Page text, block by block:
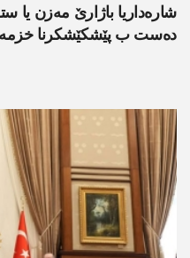
شارەداریا باژارێ مەزن یا
دەست ب پێشکێشکرنا